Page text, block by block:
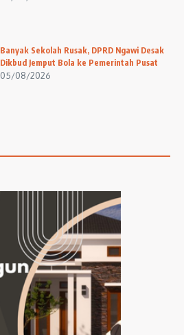
Banyak Sekolah Rusak, DPRD Ngawi Desak
Dikbud Jemput Bola ke Pemerintah Pusat
05/08/2026